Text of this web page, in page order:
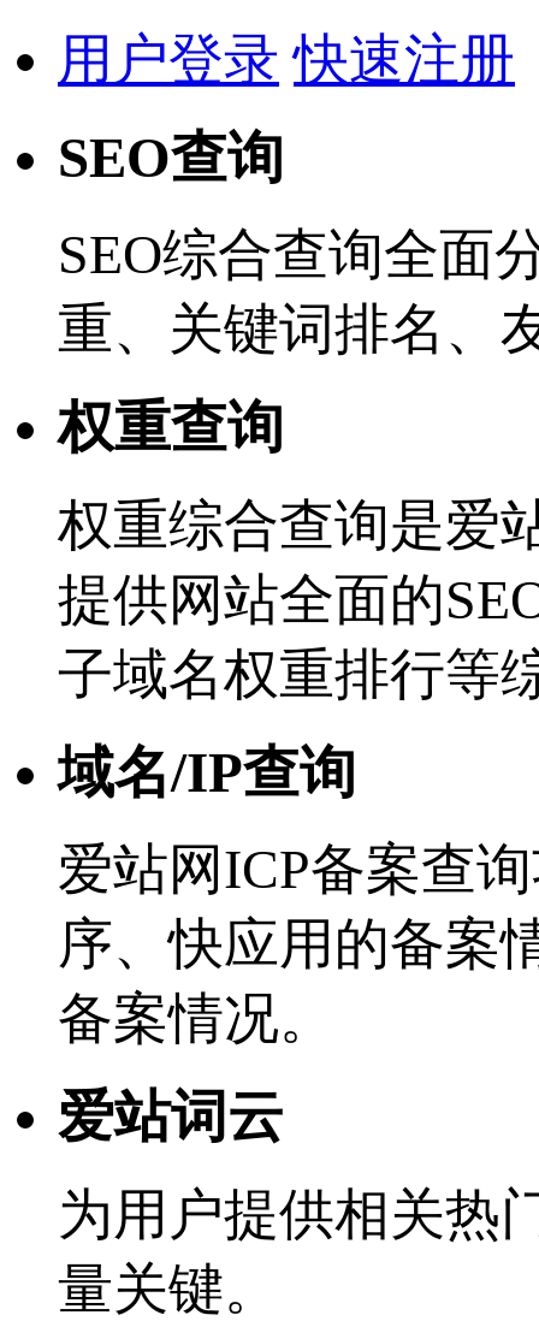
用户登录 快速注册
SEO查询
SEO综合查询全面
重、关键词排名、
权重查询
权重综合查询是爱
提供网站全面的
子域名权重排行等
域名/IP查询
爱站网ICP备案查
序、快应用的备案
备案情况。
爱站词云
为用户提供相关热
量关键。